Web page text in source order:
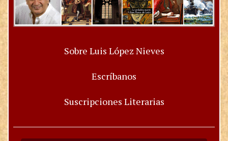
Sobre Luis López Nieves
Escríbanos
Suscripciones Literarias